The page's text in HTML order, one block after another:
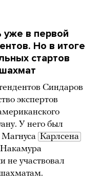
уже в первой
Но в итоге
стартов
Синдаров
экспертов
У него был
Карлсена
не участвовал